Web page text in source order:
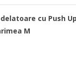
cu Push
M